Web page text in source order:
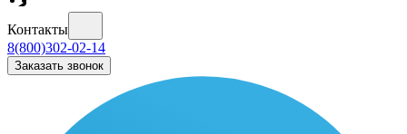
Контакты
8(800)302-02-14
Заказать звонок